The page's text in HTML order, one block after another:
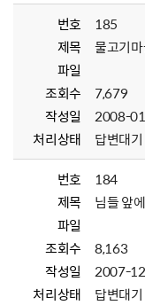
번호
185
제목
물고기
파일
조회수
7,679
작성일
2008-
처리상태
답변대기
번호
184
제목
님들 앞
파일
조회수
8,163
작성일
2007-
처리상태
답변대기